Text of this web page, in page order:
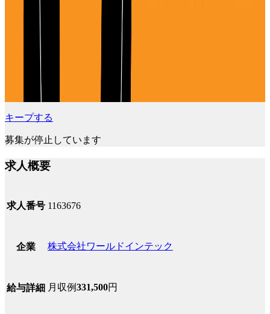
キープする
募集が停止しています
求人概要
求人番号 1163676
企業 株式会社ワールドインテック
給与詳細 月収例331,500円